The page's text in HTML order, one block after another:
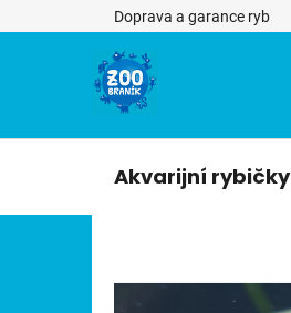
na
Doprava a garance ryb
Akvarijní rybičky